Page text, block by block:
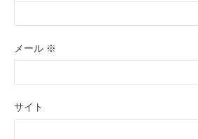
メール ※
サイト